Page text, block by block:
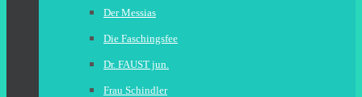
Der Messias
Die Faschingsfee
Dr. FAUST jun.
Frau Schindler